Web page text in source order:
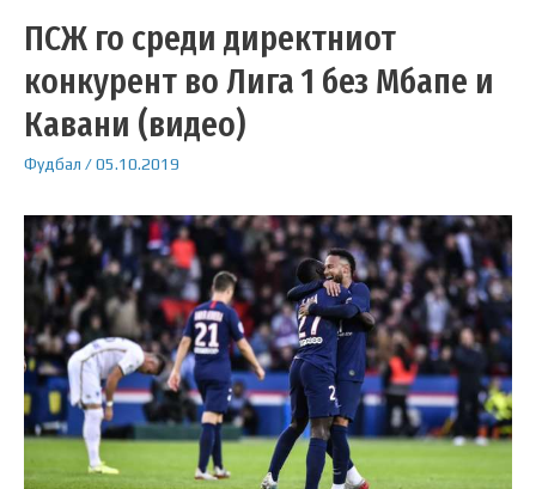
ПСЖ го среди директниот
конкурент во Лига 1 без Мбапе и
Кавани (видео)
Фудбал /05.10.2019